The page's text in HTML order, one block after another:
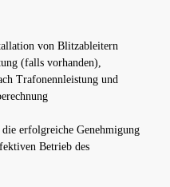
von Blitzableitern
(falls vorhanden),
Trafonennleistung und
die erfolgreiche Genehmigung
Betrieb des